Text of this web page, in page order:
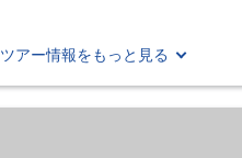
ツアー情報をもっと見る